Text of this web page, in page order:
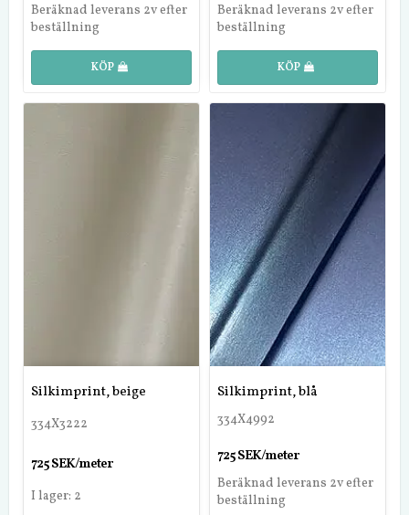
Beräknad leverans 2v efter
beställning
KÖP
Beräknad leverans 2v efter
beställning
KÖP
Silkimprint, beige
334X3222
725 SEK/meter
I lager: 2
Silkimprint, blå
334X4992
725 SEK/meter
Beräknad leverans 2v efter
beställning